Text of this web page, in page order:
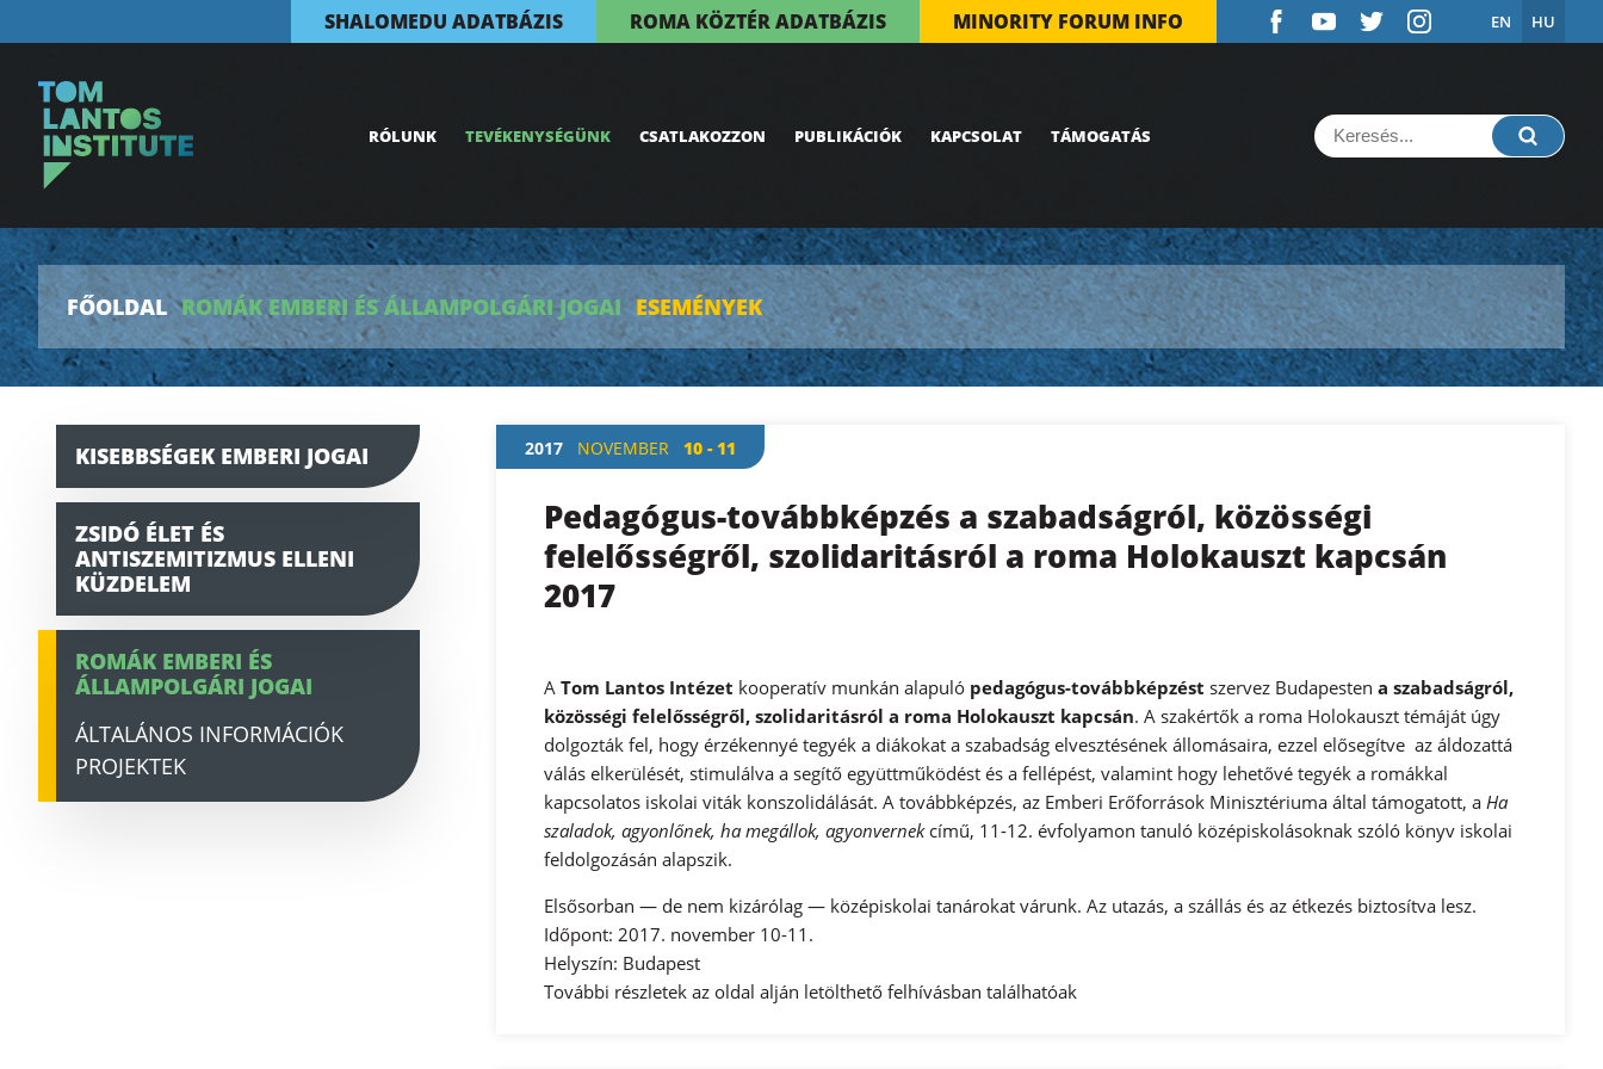
SHALOMEDU ADATBÁZIS ROMA KÖZTÉR ADATBÁZIS MINORITY FORUM INFO EN HU
RÓLUNK TEVÉKENYSÉGÜNK CSATLAKOZZON PUBLIKÁCIÓK KAPCSOLAT TÁMOGATÁS
FŐOLDAL ROMÁK EMBERI ÉS ÁLLAMPOLGÁRI JOGAI ESEMÉNYEK
KISEBBSÉGEK EMBERI JOGAI
ZSIDÓ ÉLET ÉS
ANTISZEMITIZMUS ELLENI
KÜZDELEM
ROMÁK EMBERI ÉS
ÁLLAMPOLGÁRI JOGAI
ÁLTALÁNOS INFORMÁCIÓK
PROJEKTEK
2017 NOVEMBER 10 - 11
Pedagógus-továbbképzés a szabadságról, közösségi
felelősségről, szolidaritásról a roma Holokauszt kapcsán
2017
A Tom Lantos Intézet kooperatív munkán alapuló pedagógus-továbbképzést szervez Budapesten a szabadságról,
közösségi felelősségről, szolidaritásról a roma Holokauszt kapcsán. A szakértők a roma Holokauszt témáját úgy
dolgozták fel, hogy érzékennyé tegyék a diákokat a szabadság elvesztésének állomásaira, ezzel elősegítve az áldozattá
válás elkerülését, stimulálva a segítő együttműködést és a fellépést, valamint hogy lehetővé tegyék a romákkal
kapcsolatos iskolai viták konszolidálását. A továbbképzés, az Emberi Erőforrások Minisztériuma által támogatott, a Ha
szaladok, agyonlőnek, ha megállok, agyonvernekcímű, 11-12. évfolyamon tanuló középiskolásoknak szóló könyv iskolai
feldolgozásán alapszik.
Elsősorban — de nem kizárólag — középiskolai tanárokat várunk. Az utazás, a szállás és az étkezés biztosítva lesz.
Időpont: 2017. november 10-11.
Helyszín: Budapest
További részletek az oldal alján letölthető felhívásban találhatóak